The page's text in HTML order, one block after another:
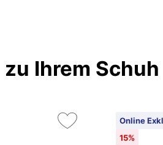
Ihrem Schuh
Online
15%